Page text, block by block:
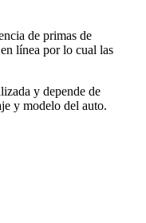
de primas de
línea por lo cual las
y depende de
y modelo del auto.